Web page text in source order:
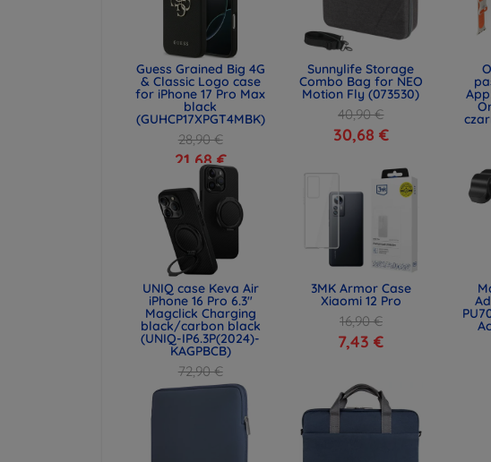
Guess Grained Big 4G
& Classic Logo case
for iPhone 17 Pro Max
black
(GUHCP17XPGT4MBK)
28,90 €
21,68 €
Sunnylife Storage
Combo Bag for NEO
Motion Fly (073530)
40,90 €
30,68 €
UNIQ case Keva Air
iPhone 16 Pro 6.3"
Magclick Charging
black/carbon black
(UNIQ-IP6.3P(2024)-
KAGPBCB)
72,90 €
54,67 €
3MK Armor Case
Xiaomi 12 Pro
16,90 €
7,43 €